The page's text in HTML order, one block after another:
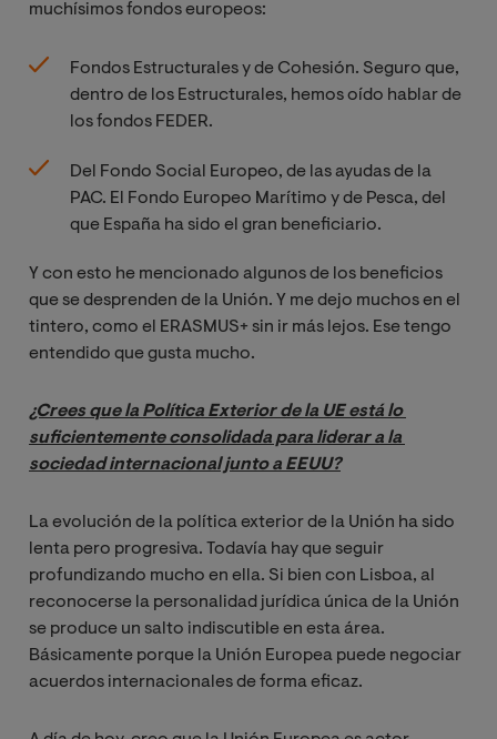
muchísimos fondos europeos:
Fondos Estructurales y de Cohesión. Seguro que,
dentro de los Estructurales, hemos oído hablar de
los fondos FEDER.
Del Fondo Social Europeo, de las ayudas de la
PAC. El Fondo Europeo Marítimo y de Pesca, del
que España ha sido el gran beneficiario.
Y con esto he mencionado algunos de los beneficios
que se desprenden de la Unión. Y me dejo muchos en el
tintero, como el ERASMUS+ sin ir más lejos. Ese tengo
entendido que gusta mucho.
¿Crees que la Política Exterior de la UE está lo
suficientemente consolidada para liderar a la
sociedad internacional junto a EEUU?
La evolución de la política exterior de la Unión ha sido
lenta pero progresiva. Todavía hay que seguir
profundizando mucho en ella. Si bien con Lisboa, al
reconocerse la personalidad jurídica única de la Unión
se produce un salto indiscutible en esta área.
Básicamente porque la Unión Europea puede negociar
acuerdos internacionales de forma eficaz.